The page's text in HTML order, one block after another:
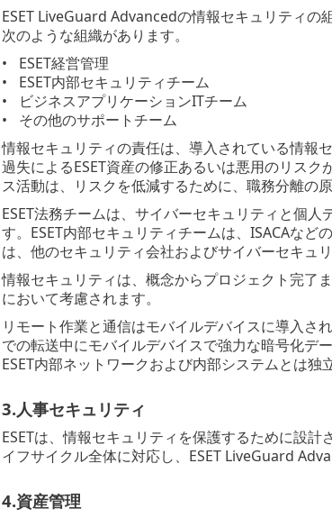
ESET LiveGuard Advancedの情報セキュリティの
次のような組織があります。
ESET経営管理
ESET内部セキュリティチーム
ビジネスアプリケーションITチーム
その他のサポートチーム
情報セキュリティの責任は、導入されている情報
過失によるESET資産の修正あるいは悪用のリス
ス活動は、リスクを低減するために、職務分離の
ESET法務チームは、サイバーセキュリティと個
す。ESET内部セキュリティチームは、ISACAな
は、他のセキュリティ会社およびサイバーセキュ
情報セキュリティは、概念からプロジェクト完了
において考慮されます。
リモート作業と通信はモバイルデバイスに導入さ
での転送中にモバイルデバイスで強力な暗号化デ
ESET内部ネットワークおよび内部システムとは独
3.人事セキュリティ
ESETは、情報セキュリティを保護するために設
イフサイクル全体に対応し、ESET LiveGuard
4.資産管理